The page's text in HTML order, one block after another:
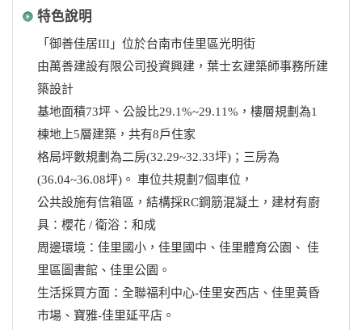
特色說明
「御善佳居III」位於台南市佳里區光明街
由萬善建設有限公司投資興建，葉士玄建築師事務所建
築設計
基地面積73坪、公設比29.1%~29.11%，樓層規劃為1
棟地上5層建築，共有8戶住家
格局坪數規劃為二房(32.29~32.33坪)；三房為
(36.04~36.08坪)。 車位共規劃7個車位，
公共設施有信箱區，結構採RC鋼筋混凝土，建材有廚
具：櫻花 / 衛浴：和成
周邊環境：佳里國小，佳里國中、佳里體育公園、 佳
里區圖書館、佳里公園。
生活採買方面：全聯福利中心-佳里安西店、佳里黃昏
市場、寶雅-佳里延平店。